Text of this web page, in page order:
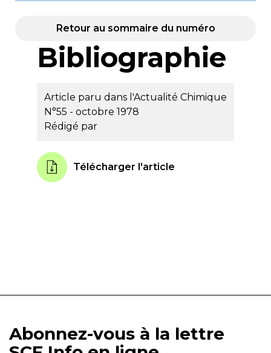
Retour au sommaire du numéro
Bibliographie
Article paru dans l'Actualité Chimique
N°55 - octobre 1978
Rédigé par
Télécharger l'article
Abonnez-vous à la lettre